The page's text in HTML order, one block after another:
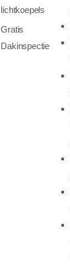
lichtkoepels
Gratis
Dakinspectie